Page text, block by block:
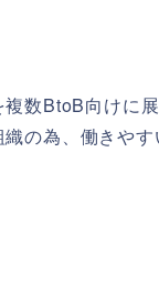
数BtoB向けに展
の為、働きやす